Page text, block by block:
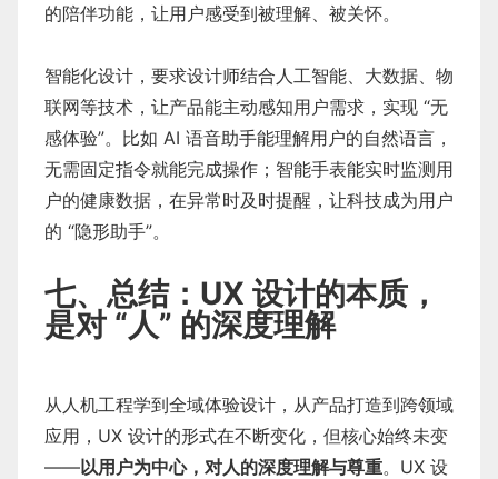
的陪伴功能，让用户感受到被理解、被关怀。
智能化设计，要求设计师结合人工智能、大数据、物
联网等技术，让产品能主动感知用户需求，实现 “无
感体验”。比如 AI 语音助手能理解用户的自然语言，
无需固定指令就能完成操作；智能手表能实时监测用
户的健康数据，在异常时及时提醒，让科技成为用户
的 “隐形助手”。
七、总结：UX 设计的本质，
是对 “人” 的深度理解
从人机工程学到全域体验设计，从产品打造到跨领域
应用，UX 设计的形式在不断变化，但核心始终未变
——以用户为中心，对人的深度理解与尊重。UX 设